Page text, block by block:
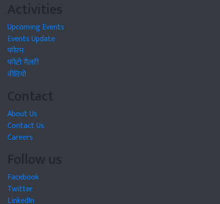
Activities
Upcoming Events
Events Update
फोरम
फोटो गैलरी
वीडियो
Contact
About Us
Contact Us
Careers
Follow us
Facebook
Twitter
LinkedIn